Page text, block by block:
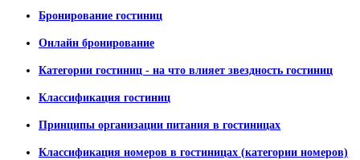
Бронирование гостиниц
Онлайн бронирование
Категории гостиниц - на что влияет звездность гостиниц
Классификация гостиниц
Принципы организации питания в гостиницах
Классификация номеров в гостиницах (категории номеров)